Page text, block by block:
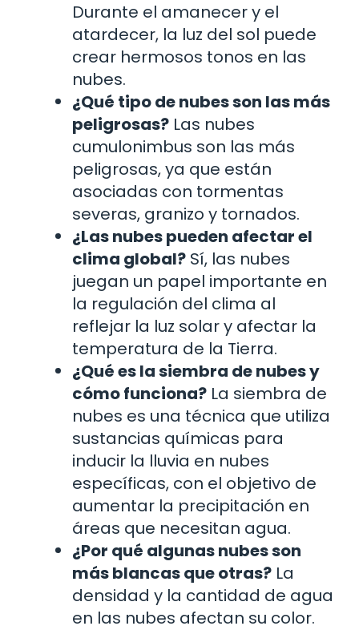
Durante el amanecer y el
atardecer, la luz del sol puede
crear hermosos tonos en las
nubes.
¿Qué tipo de nubes son las más
peligrosas? Las nubes
cumulonimbus son las más
peligrosas, ya que están
asociadas con tormentas
severas, granizo y tornados.
¿Las nubes pueden afectar el
clima global? Sí, las nubes
juegan un papel importante en
la regulación del clima al
reflejar la luz solar y afectar la
temperatura de la Tierra.
¿Qué es la siembra de nubes y
cómo funciona? La siembra de
nubes es una técnica que utiliza
sustancias químicas para
inducir la lluvia en nubes
específicas, con el objetivo de
aumentar la precipitación en
áreas que necesitan agua.
¿Por qué algunas nubes son
más blancas que otras? La
densidad y la cantidad de agua
en las nubes afectan su color.